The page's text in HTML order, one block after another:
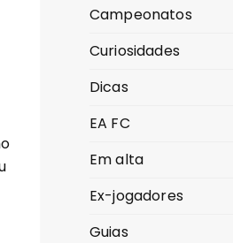
Campeonatos
Curiosidades
Dicas
EA FC
Em alta
Ex-jogadores
Guias